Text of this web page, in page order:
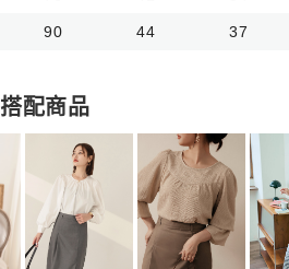
90 44 37
搭配商品